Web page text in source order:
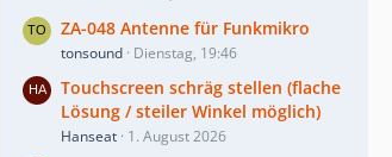
ZA-048 Antenne für Funkmikro
tonsound Dienstag, 19:46
Touchscreen schräg stellen (flache
Lösung / steiler Winkel möglich)
Hanseat 1. August 2026